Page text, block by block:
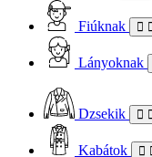
Fiúknak
Lányoknak
Dzsekik
Kabátok